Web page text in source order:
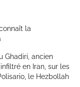
la
Ghadiri, ancien
en Iran, sur les
le Hezbollah